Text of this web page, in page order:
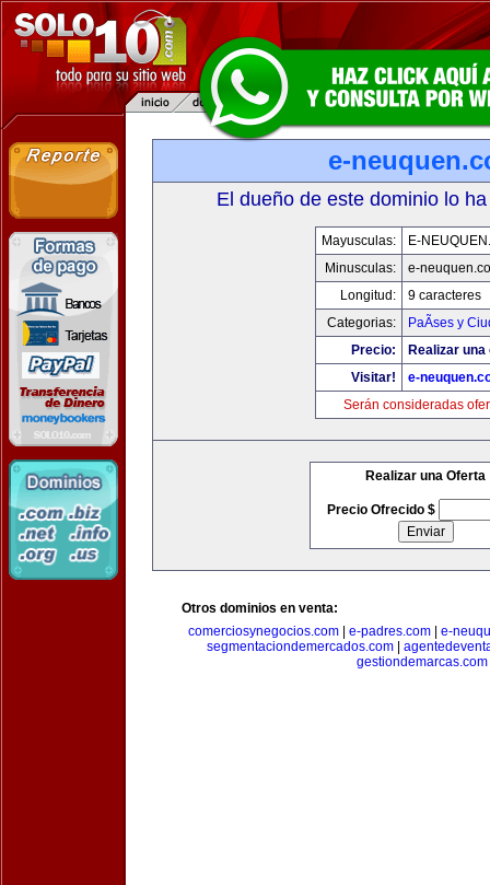
e-
El dueño de este dominio lo
Mayusculas:
E-
Minusculas:
e-
Longitud:
9 caracteres
Categorias:
PaÃ­ses y
Precio:
Realizar
Visitar!
e-
Serán consideradas
Realizar una Oferta
Precio Ofrecido $
Otros dominios en venta:
comerciosynegocios.com| e-padres.com| e-
segmentaciondemercados.com
gestiondemarcas.com